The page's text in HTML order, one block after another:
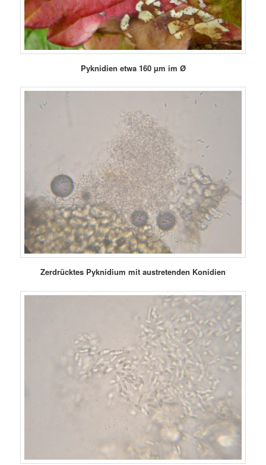
Pyknidien etwa 160µm im Ø
Zerdrücktes Pyknidium mit austretenden Konidien